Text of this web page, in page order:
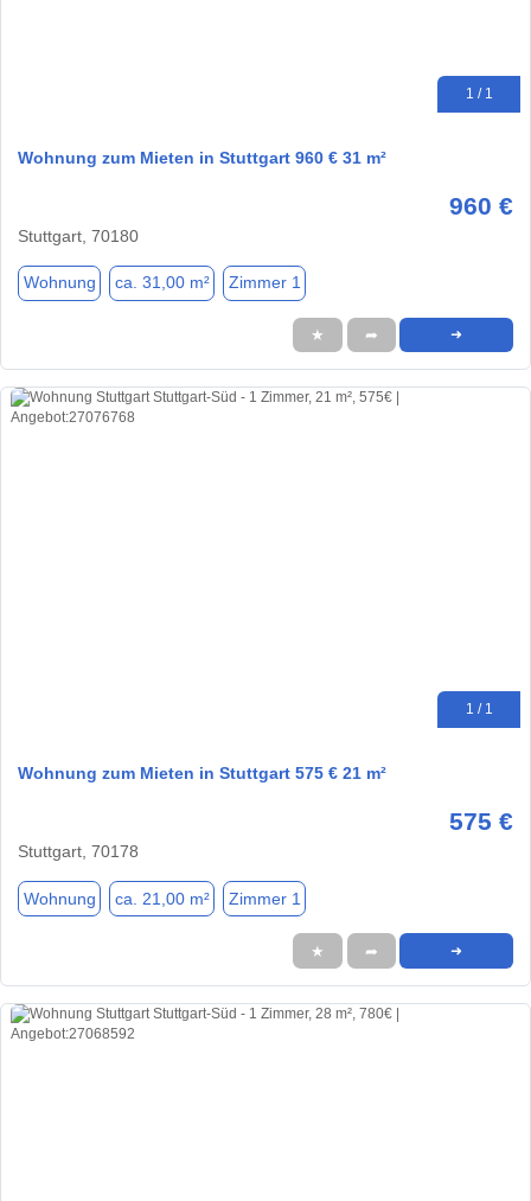
1 / 1
Wohnung zum Mieten in Stuttgart 960 € 31 m²
960 €
Stuttgart, 70180
Wohnung ca. 31,00 m² Zimmer 1
★ ➦ ➜
1 / 1
Wohnung zum Mieten in Stuttgart 575 € 21 m²
575 €
Stuttgart, 70178
Wohnung ca. 21,00 m² Zimmer 1
★ ➦ ➜